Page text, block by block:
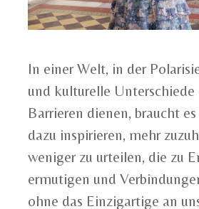
In einer Welt, in der
und kulturelle Unterschiede
Barrieren dienen, braucht
dazu inspirieren, mehr
weniger zu urteilen, die zu
ermutigen und
ohne das Einzigartige an